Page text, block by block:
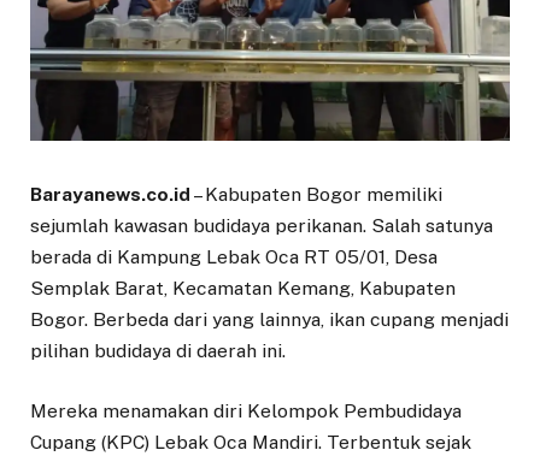
Barayanews.co.id – Kabupaten Bogor memiliki
sejumlah kawasan budidaya perikanan. Salah satunya
berada di Kampung Lebak Oca RT 05/01, Desa
Semplak Barat, Kecamatan Kemang, Kabupaten
Bogor. Berbeda dari yang lainnya, ikan cupang menjadi
pilihan budidaya di daerah ini.
Mereka menamakan diri Kelompok Pembudidaya
Cupang (KPC) Lebak Oca Mandiri. Terbentuk sejak